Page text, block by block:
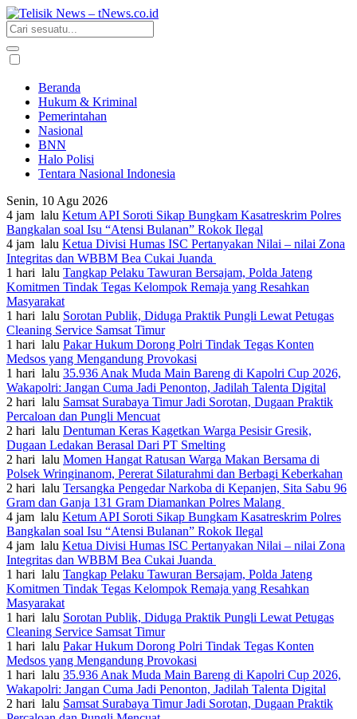
Beranda
Hukum & Kriminal
Pemerintahan
Nasional
BNN
Halo Polisi
Tentara Nasional Indonesia
Senin, 10 Agu 2026
4 jam lalu Ketum API Soroti Sikap Bungkam Kasatreskrim Polres
Bangkalan soal Isu “Atensi Bulanan” Rokok Ilegal
4 jam lalu Ketua Divisi Humas ISC Pertanyakan Nilai – nilai Zona
Integritas dan WBBM Bea Cukai Juanda
1 hari lalu Tangkap Pelaku Tawuran Bersajam, Polda Jateng
Komitmen Tindak Tegas Kelompok Remaja yang Resahkan
Masyarakat
1 hari lalu Sorotan Publik, Diduga Praktik Pungli Lewat Petugas
Cleaning Service Samsat Timur
1 hari lalu Pakar Hukum Dorong Polri Tindak Tegas Konten
Medsos yang Mengandung Provokasi
1 hari lalu 35.936 Anak Muda Main Bareng di Kapolri Cup 2026,
Wakapolri: Jangan Cuma Jadi Penonton, Jadilah Talenta Digital
2 hari lalu Samsat Surabaya Timur Jadi Sorotan, Dugaan Praktik
Percaloan dan Pungli Mencuat
2 hari lalu Dentuman Keras Kagetkan Warga Pesisir Gresik,
Dugaan Ledakan Berasal Dari PT Smelting
2 hari lalu Momen Hangat Ratusan Warga Makan Bersama di
Polsek Wringinanom, Pererat Silaturahmi dan Berbagi Keberkahan
2 hari lalu Tersangka Pengedar Narkoba di Kepanjen, Sita Sabu 96
Gram dan Ganja 131 Gram Diamankan Polres Malang
4 jam lalu Ketum API Soroti Sikap Bungkam Kasatreskrim Polres
Bangkalan soal Isu “Atensi Bulanan” Rokok Ilegal
4 jam lalu Ketua Divisi Humas ISC Pertanyakan Nilai – nilai Zona
Integritas dan WBBM Bea Cukai Juanda
1 hari lalu Tangkap Pelaku Tawuran Bersajam, Polda Jateng
Komitmen Tindak Tegas Kelompok Remaja yang Resahkan
Masyarakat
1 hari lalu Sorotan Publik, Diduga Praktik Pungli Lewat Petugas
Cleaning Service Samsat Timur
1 hari lalu Pakar Hukum Dorong Polri Tindak Tegas Konten
Medsos yang Mengandung Provokasi
1 hari lalu 35.936 Anak Muda Main Bareng di Kapolri Cup 2026,
Wakapolri: Jangan Cuma Jadi Penonton, Jadilah Talenta Digital
2 hari lalu Samsat Surabaya Timur Jadi Sorotan, Dugaan Praktik